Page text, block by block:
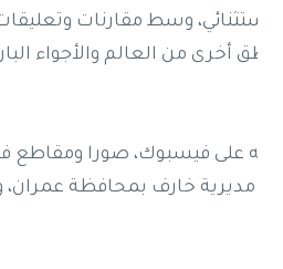
وسط مقارنات وتعليقات
أخرى من العالم والأجواء
على فيسبوك، صورا ومقاطع
مديرية خارف بمحافظة